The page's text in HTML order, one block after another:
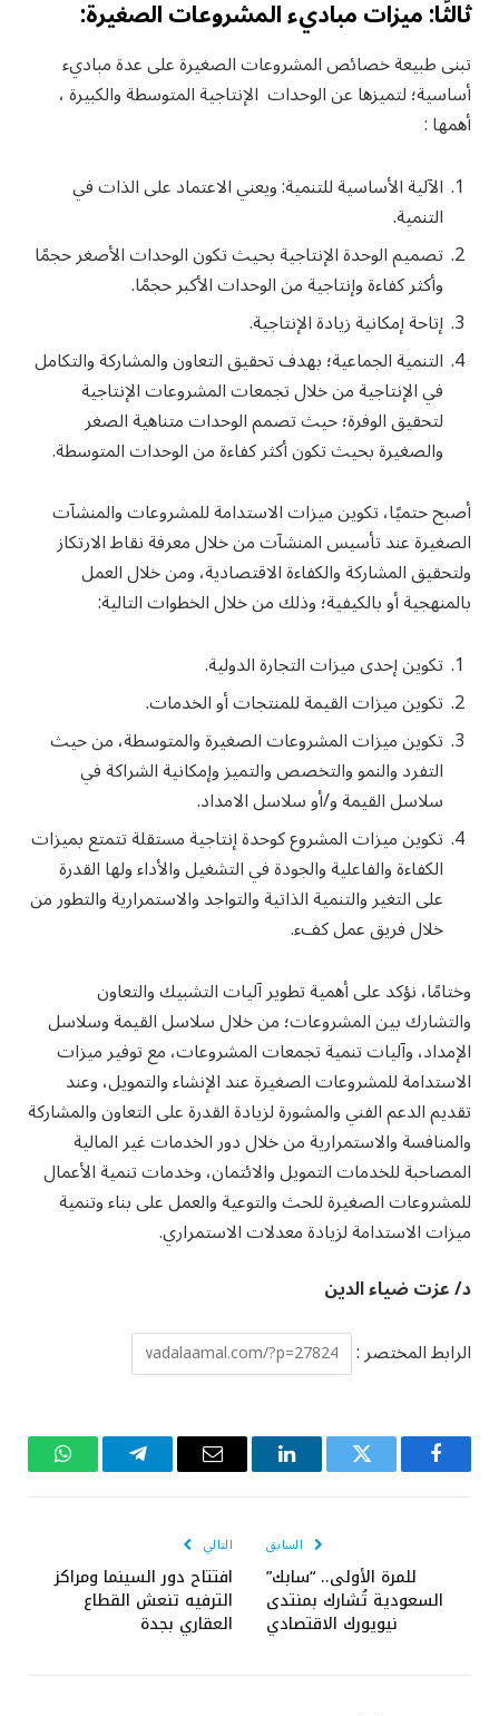
ثالثًا: ميزات مباديء المشروعات الصغيرة:
تبنى طبيعة خصائص المشروعات الصغيرة على عدة مباديء
أساسية؛ لتميزها عن الوحدات الإنتاجية المتوسطة والكبيرة ،
أهمها :
الآلية الأساسية للتنمية: ويعني الاعتماد على الذات في
التنمية.
تصميم الوحدة الإنتاجية بحيث تكون الوحدات الأصغر حجمًا
وأكثر كفاءة وإنتاجية من الوحدات الأكبر حجمًا.
إتاحة إمكانية زيادة الإنتاجية.
التنمية الجماعية؛ بهدف تحقيق التعاون والمشاركة والتكامل
في الإنتاجية من خلال تجمعات المشروعات الإنتاجية
لتحقيق الوفرة؛ حيث تصمم الوحدات متناهية الصغر
والصغيرة بحيث تكون أكثر كفاءة من الوحدات المتوسطة.
أصبح حتميًا، تكوين ميزات الاستدامة للمشروعات والمنشآت
الصغيرة عند تأسيس المنشآت من خلال معرفة نقاط الارتكاز
ولتحقيق المشاركة والكفاءة الاقتصادية، ومن خلال العمل
بالمنهجية أو بالكيفية؛ وذلك من خلال الخطوات التالية:
تكوين إحدى ميزات التجارة الدولية.
تكوين ميزات القيمة للمنتجات أو الخدمات.
تكوين ميزات المشروعات الصغيرة والمتوسطة، من حيث
التفرد والنمو والتخصص والتميز وإمكانية الشراكة في
سلاسل القيمة و/أو سلاسل الامداد.
تكوين ميزات المشروع كوحدة إنتاجية مستقلة تتمتع بميزات
الكفاءة والفاعلية والجودة في التشغيل والأداء ولها القدرة
على التغير والتنمية الذاتية والتواجد والاستمرارية والتطور من
خلال فريق عمل كفء.
وختامًا، نؤكد على أهمية تطوير آليات التشبيك والتعاون
والتشارك بين المشروعات؛ من خلال سلاسل القيمة وسلاسل
الإمداد، وآليات تنمية تجمعات المشروعات، مع توفير ميزات
الاستدامة للمشروعات الصغيرة عند الإنشاء والتمويل، وعند
تقديم الدعم الفني والمشورة لزيادة القدرة على التعاون والمشاركة
والمنافسة والاستمرارية من خلال دور الخدمات غير المالية
المصاحبة للخدمات التمويل والائتمان، وخدمات تنمية الأعمال
للمشروعات الصغيرة للحث والتوعية والعمل على بناء وتنمية
ميزات الاستدامة لزيادة معدلات الاستمراري.
د/ عزت ضياء الدين
الرابط المختصر :
فيسبوك تويتر لينكدإن
البريد
تيلقرام واتساب
السابق
للمرة الأولى.. “سابك”
السعودية تُشارك بمنتدى
نيويورك الاقتصادي
التالي
افتتاح دور السينما ومراكز
الترفيه تنعش القطاع
العقاري بجدة